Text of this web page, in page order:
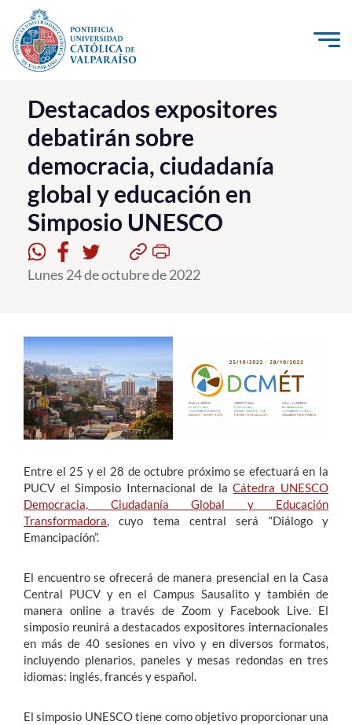
Click acá para ir directamente al contenido
La Universidad
Investigación, Creación e Innovación
PUCV Internacional
Vinculación con el Medio
Admisión
Pregrado
Formación Continua
Estudiantes
Académicos
Alumni
English
Destacados expositores
debatirán sobre
democracia, ciudadanía
global y educación en
Simposio UNESCO
Lunes 24 de octubre de 2022
Entre el 25 y el 28 de octubre próximo se efectuará en la
PUCV el Simposio Internacional de laCátedra UNESCO
Democracia, Ciudadanía Global y Educación
Transformadora, cuyo tema central será “Diálogo y
Emancipación”.
El encuentro se ofrecerá de manera presencial en la Casa
Central PUCV y en el Campus Sausalito y también de
manera online a través de Zoom y Facebook Live. El
simposio reunirá a destacados expositores internacionales
en más de 40 sesiones en vivo y en diversos formatos,
incluyendo plenarios, paneles y mesas redondas en tres
idiomas: inglés, francés y español.
El simposio UNESCO tiene como objetivo proporcionar una